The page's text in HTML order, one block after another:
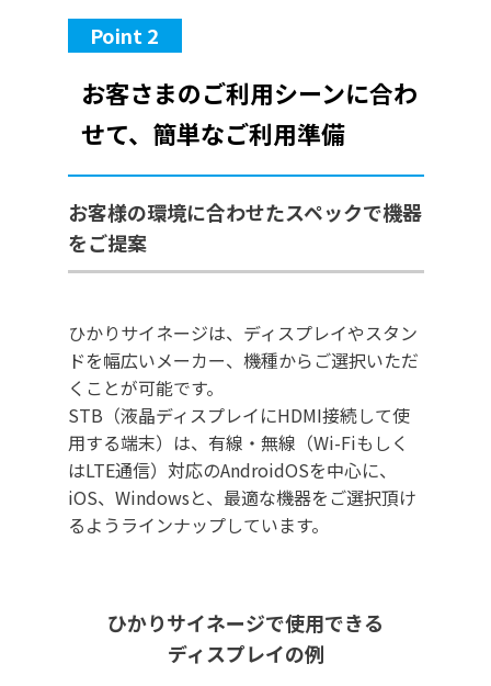
Point 2
お客さまのご利用シーンに合わ
せて、簡単なご利用準備
お客様の環境に合わせたスペックで機器
をご提案
ひかりサイネージは、ディスプレイやスタン
ドを幅広いメーカー、機種からご選択いただ
くことが可能です。
STB（液晶ディスプレイにHDMI接続して使
用する端末）は、有線・無線（Wi-Fiもしく
はLTE通信）対応のAndroidOSを中心に、
iOS、Windowsと、最適な機器をご選択頂け
るようラインナップしています。
ひかりサイネージで使用できる
ディスプレイの例